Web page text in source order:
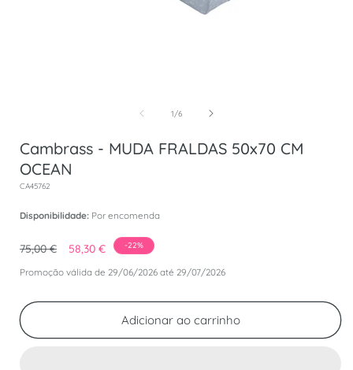
1/de
6
Cambrass - MUDA FRALDAS 50x70 CM
OCEAN
SKU:
CA45762
Disponibilidade: Por encomenda
Preço normal
75,00 € Preço de saldo
58,30 € -22%
Promoção válida de 29/06/2026 até 29/07/2026
Adicionar ao carrinho